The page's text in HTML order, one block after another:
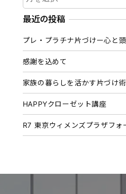
ー
カ
ブ
最近の投稿
プレ・プラチナ片づけー心と
感謝を込めて
家族の暮らしを活かす片づけ
HAPPYクローゼット講座
R7 東京ウィメンズプラザフォ